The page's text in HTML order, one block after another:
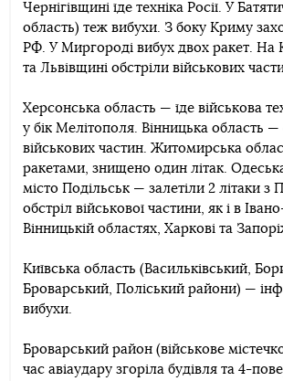
Чернігівщині їде техніка Росії. У
область) теж вибухи. З боку Криму
РФ. У Миргороді вибух двох ракет. На
та Львівщині обстріли військових
Херсонська область — їде військова
у бік Мелітополя. Вінницька область —
військових частин. Житомирська
ракетами, знищено один літак.
місто Подільськ — залетіли 2 літаки з
обстріл військової частини, як і в
Вінницькій областях, Харкові та
Київська область (Васильківський,
Броварський, Поліський райони) —
вибухи.
Броварський район (військове
час авіаудару згоріла будівля та 4-